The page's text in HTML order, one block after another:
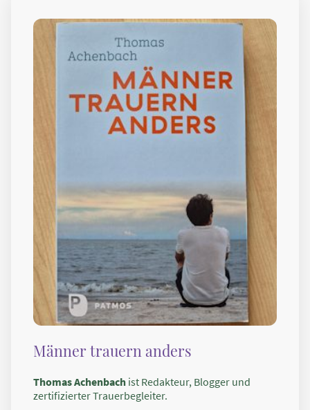
Männer trauern anders
Thomas Achenbach ist Redakteur, Blogger und
zertifizierter Trauerbegleiter.